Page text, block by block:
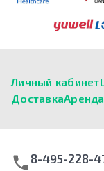
Личный кабинет
ДоставкаАренда
8-495-228-